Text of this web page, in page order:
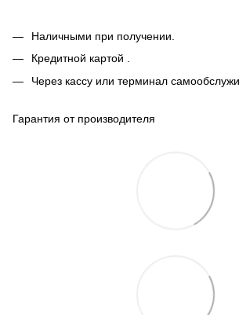
Наличными при получении.
Кредитной картой .
Через кассу или терминал
Гарантия от производителя